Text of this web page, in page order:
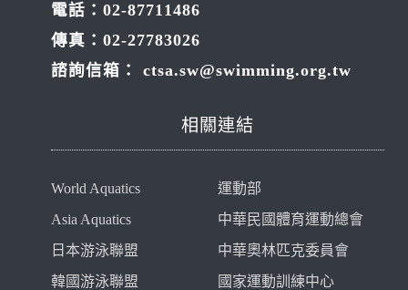
電話：02-87711486
傳真：02-27783026
諮詢信箱：ctsa.sw@swimming.org.tw
相關連結
World Aquatics
Asia Aquatics
日本游泳聯盟
韓國游泳聯盟
運動部
中華民國體育運動總會
中華奧林匹克委員會
國家運動訓練中心